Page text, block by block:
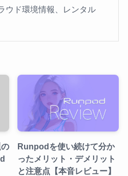
ウド環境情報、レンタル
Runpodを使い続けて分か
ったメリット・デメリット
と注意点【本音レビュー】